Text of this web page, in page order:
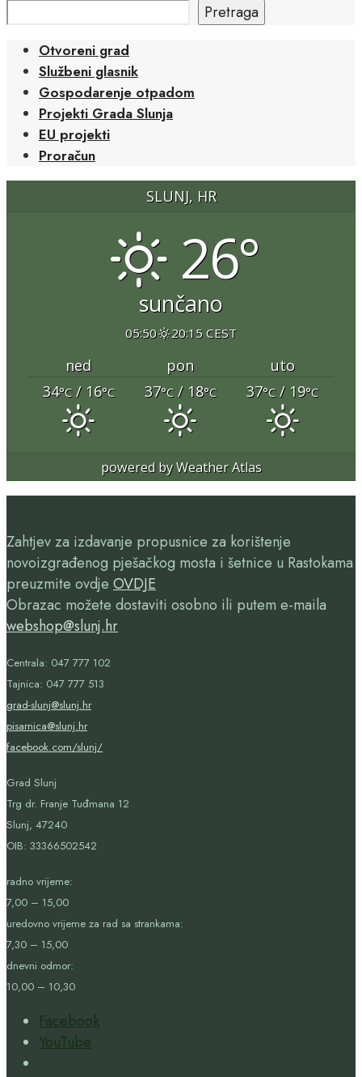
Pretraga
Otvoreni grad
Službeni glasnik
Gospodarenje otpadom
Projekti Grada Slunja
EU projekti
Proračun
SLUNJ, HR
26°
sunčano
05:50 20:15 CEST
ned pon
uto
34°C/ 16°C 37°C/ 18°C 37°C/ 19°C
powered byWeather Atlas
Zahtjev za izdavanje propusnice za korištenje
novoizgrađenog pješačkog mosta i šetnice u Rastokama
preuzmite ovdje OVDJE
Obrazac možete dostaviti osobno ili putem e-maila
webshop@slunj.hr
Centrala: 047 777 102
Tajnica: 047 777 513
grad-slunj@slunj.hr
pisarnica@slunj.hr
facebook.com/slunj/
Grad Slunj
Trg dr. Franje Tuđmana 12
Slunj, 47240
OIB: 33366502542
radno vrijeme:
7,00 – 15,00
uredovno vrijeme za rad sa strankama:
7,30 – 15,00
dnevni odmor:
10,00 – 10,30
Facebook
YouTube